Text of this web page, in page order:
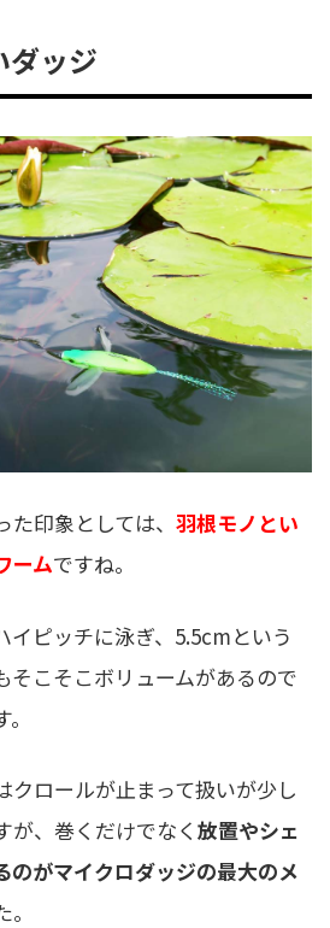
ダッジ
印象としては、 羽根モノとい
ームですね。
イピッチに泳ぎ、5.5cmという
そこそこボリュームがあるので
クロールが止まって扱いが少し
が、巻くだけでなく 放置やシェ
のがマイクロダッジの最大のメ